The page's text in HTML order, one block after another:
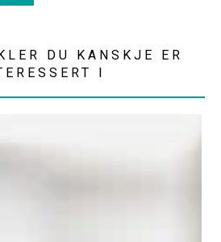
DU KANSKJE ER
I